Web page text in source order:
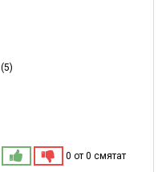
(5)
0 от 0 смятат